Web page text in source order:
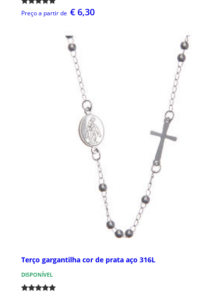
Preço a partir de € 6,30
Terço gargantilha cor de prata aço 316L
DISPONÍVEL